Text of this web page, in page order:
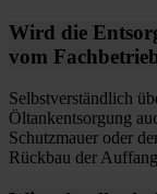
Wird die
vom
Selbstverständlich
Öltankentsorgung
Schutzmauer oder
Rückbau der